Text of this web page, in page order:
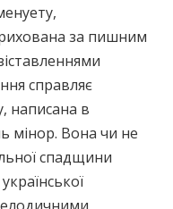
за пишним
справляє
написана в
мінор. Вона чи не
спадщини